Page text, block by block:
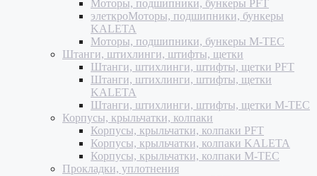
Моторы, подшипники, бункеры PFT
элеткроМоторы, подшипники, бункеры
KALETA
Моторы, подшипники, бункеры M-TEC
Штанги, штихлинги, штифты, щетки
Штанги, штихлинги, штифты, щетки PFT
Штанги, штихлинги, штифты, щетки
KALETA
Штанги, штихлинги, штифты, щетки M-TEC
Корпусы, крыльчатки, колпаки
Корпусы, крыльчатки, колпаки PFT
Корпусы, крыльчатки, колпаки KALETA
Корпусы, крыльчатки, колпаки M-TEC
Прокладки, уплотнения